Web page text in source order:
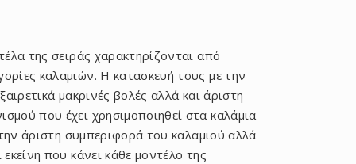
της σειράς χαρακτηρίζονται από
καλαμιών. Η κατασκευή τους με την
μακρινές βολές αλλά και άριστη
που έχει χρησιμοποιηθεί στα καλάμια
άριστη συμπεριφορά του καλαμιού αλλά
που κάνει κάθε μοντέλο της